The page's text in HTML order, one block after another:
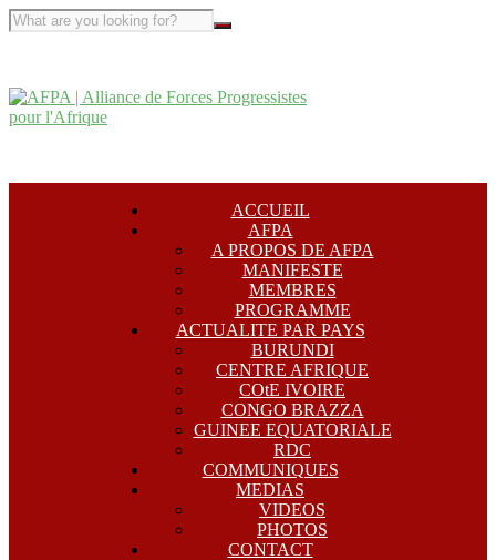
ACCUEIL
AFPA
A PROPOS DE AFPA
MANIFESTE
MEMBRES
PROGRAMME
ACTUALITE PAR PAYS
BURUNDI
CENTRE AFRIQUE
COtE IVOIRE
CONGO BRAZZA
GUINEE EQUATORIALE
RDC
COMMUNIQUES
MEDIAS
VIDEOS
PHOTOS
CONTACT